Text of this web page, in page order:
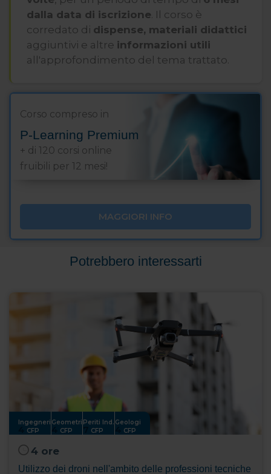
dalla data di iscrizione . Il corso è
corredato di dispense, materiali didattici
aggiuntivi e altre informazioni utili
all'approfondimento del tema trattato.
Corso compreso in
P-Learning Premium
+ di 120 corsi online
fruibili per 12 mesi!
MAGGIORI INFO
Potrebbero interessarti
Ingegneri
CFP
Geometri
CFP
Periti Ind.
CFP
Geologi
CFP
4 ore
Utilizzo dei droni nell'ambito delle professioni tecniche